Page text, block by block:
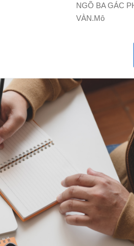
NGÕ BA GÁC
VÀN.Mô